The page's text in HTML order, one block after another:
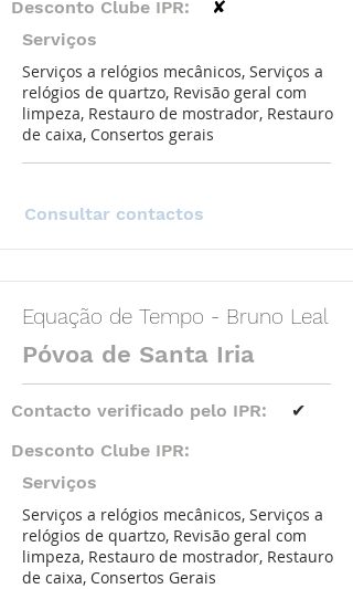
Desconto Clube IPR:
✘
Serviços
Serviços a relógios mecânicos, Serviços a
relógios de quartzo, Revisão geral com
limpeza, Restauro de mostrador, Restauro
de caixa, Consertos gerais
Consultar contactos
Equação de Tempo - Bruno Leal
Póvoa de Santa Iria
Contacto verificado pelo IPR:
✔
Desconto Clube IPR:
Serviços
Serviços a relógios mecânicos, Serviços a
relógios de quartzo, Revisão geral com
limpeza, Restauro de mostrador, Restauro
de caixa, Consertos Gerais